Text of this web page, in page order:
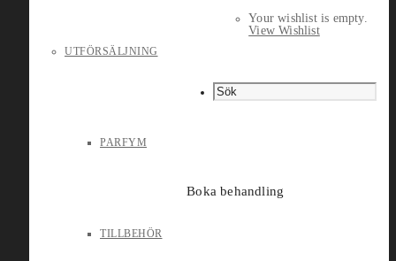
UTFÖRSÄLJNING
PARFYM
TILLBEHÖR
Your wishlist is empty.
View Wishlist
Boka behandling